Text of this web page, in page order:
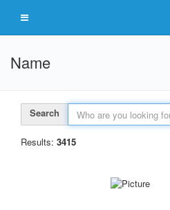
Name
Search
Results: 3415